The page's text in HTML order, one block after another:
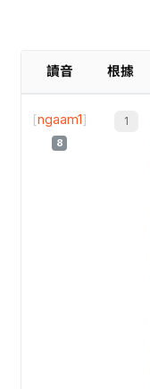
讀音 根據
[ngaam1]
8